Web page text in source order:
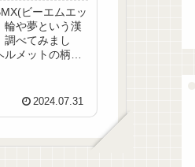
ビーエムエッ
輪や夢という漢
調べてみまし
メットの柄も
2024.07.31